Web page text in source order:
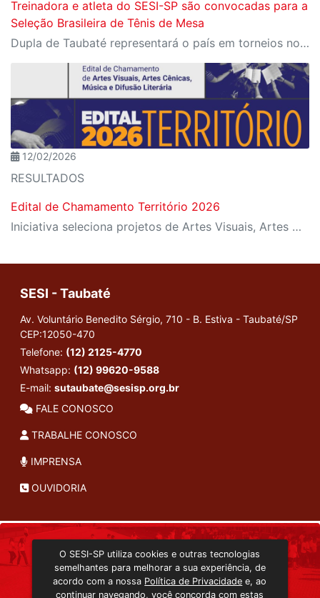
Treinadora e atleta do SESI-SP são convocadas para a
Seleção Brasileira de Tênis de Mesa
Dupla de Taubaté representará o país em torneios no Paraguai e nos Estados Unidos em 2026
12/02/2026
RESULTADOS
Edital de Chamamento Território 2026
Iniciativa seleciona projetos de Artes Visuais, Artes Cênicas, Música e Difusão Literária para ocupação dos espaços culturais da instituição em diferentes regiões de São Paulo
SESI - Taubaté
Av. Voluntário Benedito Sérgio, 710 - B. Estiva - Taubaté/SP
CEP:12050-470
Telefone: (12) 2125-4770
Whatsapp: (12) 99620-9588
E-mail: sutaubate@sesisp.org.br
FALE CONOSCO
TRABALHE CONOSCO
IMPRENSA
OUVIDORIA
TRANSMISSÃO ON-LINE
EDITORA SESI-SP
CONSULTA AO ACERVO
O SESI-SP utiliza cookies e outras tecnologias
semelhantes para melhorar a sua experiência, de
acordo com a nossa Política de Privacidade e, ao
continuar navegando, você concorda com estas